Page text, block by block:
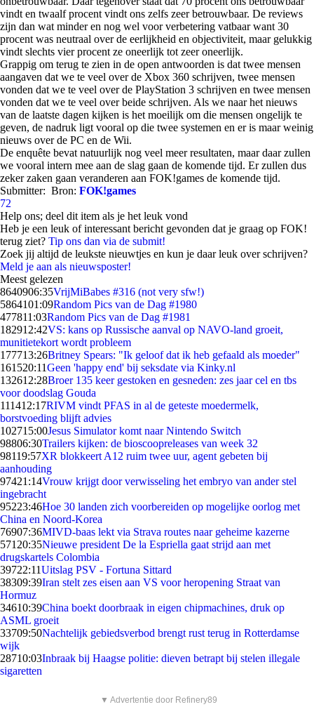
vindt en twaalf procent vindt ons zelfs zeer betrouwbaar. De reviews
zijn dan wat minder en nog wel voor verbetering vatbaar want 30
procent was neutraal over de eerlijkheid en objectiviteit, maar gelukkig
vindt slechts vier procent ze oneerlijk tot zeer oneerlijk.
Grappig om terug te zien in de open antwoorden is dat twee mensen
aangaven dat we te veel over de Xbox 360 schrijven, twee mensen
vonden dat we te veel over de PlayStation 3 schrijven en twee mensen
vonden dat we te veel over beide schrijven. Als we naar het nieuws
van de laatste dagen kijken is het moeilijk om die mensen ongelijk te
geven, de nadruk ligt vooral op die twee systemen en er is maar weinig
nieuws over de PC en de Wii.
De enquête bevat natuurlijk nog veel meer resultaten, maar daar zullen
we vooral intern mee aan de slag gaan de komende tijd. Er zullen dus
zeker zaken gaan veranderen aan FOK!games de komende tijd.
Submitter: Bron: FOK!games
72
Help ons; deel dit item als je het leuk vond
Heb je een leuk of interessant bericht gevonden dat je graag op FOK!
terug ziet? Tip ons dan via de submit!
Zoek jij altijd de leukste nieuwtjes en kun je daar leuk over schrijven?
Meld je aan als nieuwsposter!
Meest gelezen
8640906:35VrijMiBabes #316 (not very sfw!)
5864101:09Random Pics van de Dag #1980
477811:03Random Pics van de Dag #1981
182912:42VS: kans op Russische aanval op NAVO-land groeit,
munitietekort wordt probleem
177713:26Britney Spears: "Ik geloof dat ik heb gefaald als moeder"
161520:11Geen 'happy end' bij seksdate via Kinky.nl
132612:28Broer 135 keer gestoken en gesneden: zes jaar cel en tbs
voor doodslag Gouda
111412:17RIVM vindt PFAS in al de geteste moedermelk,
borstvoeding blijft advies
102715:00Jesus Simulator komt naar Nintendo Switch
98806:30Trailers kijken: de bioscoopreleases van week 32
98119:57XR blokkeert A12 ruim twee uur, agent gebeten bij
aanhouding
97421:14Vrouw krijgt door verwisseling het embryo van ander stel
ingebracht
95223:46Hoe 30 landen zich voorbereiden op mogelijke oorlog met
China en Noord-Korea
76907:36MIVD-baas lekt via Strava routes naar geheime kazerne
571 20:35Nieuwe president De la Espriella gaat strijd aan met
drugskartels Colombia
39722:11Uitslag PSV - Fortuna Sittard
38309:39Iran stelt zes eisen aan VS voor heropening Straat van
Hormuz
34610:39China boekt doorbraak in eigen chipmachines, druk op
ASML groeit
33709:50Nachtelijk gebiedsverbod brengt rust terug in Rotterdamse
wijk
28710:03Inbraak bij Haagse politie: dieven betrapt bij stelen illegale
sigaretten
▼ Advertentie door Refinery89